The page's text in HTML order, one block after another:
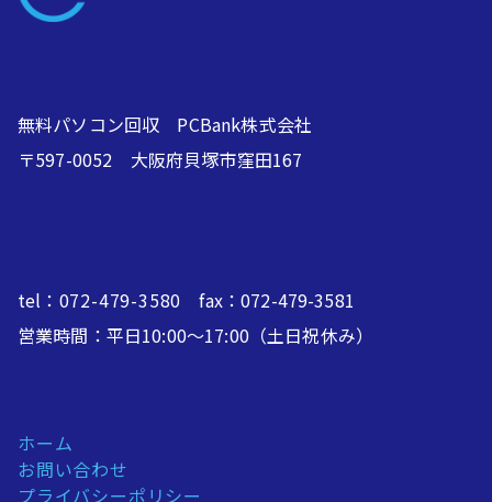
無料パソコン回収 PCBank株式会社
〒597-0052 大阪府貝塚市窪田167
tel： 072-479-3580 fax：072-479-3581
営業時間：平日10:00～17:00（土日祝休み）
ホーム
お問い合わせ
プライバシーポリシー